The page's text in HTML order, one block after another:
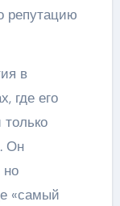
репутацию
в
где его
Он
но
«самый